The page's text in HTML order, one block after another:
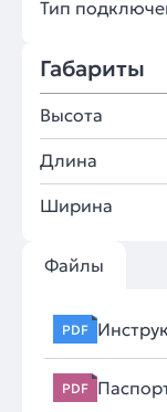
Тип
Габариты
Высота
Длина
Ширина
Файлы
PDF
PDF